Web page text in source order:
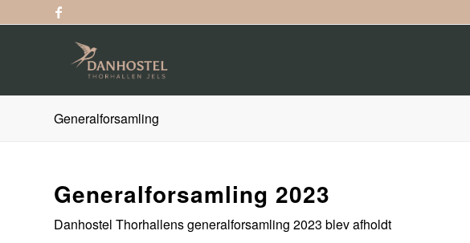
Generalforsamling
Generalforsamling 2023
Danhostel Thorhallens generalforsamling 2023 blev afholdt